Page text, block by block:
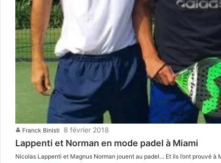
Franck Binisti 8 février 2018
Lappenti et Norman en mode padel à Miami
Nicolas Lappenti et Magnus Norman jouent au padel… Et ils l’ont prouvé